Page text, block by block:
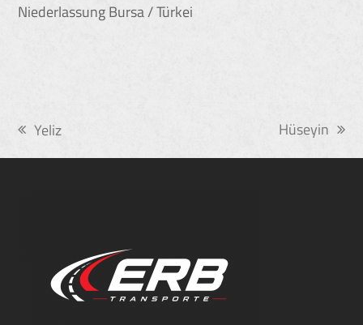
Niederlassung Bursa / Türkei
vorheriger
Beitrag:
Yeliz
Nächster
Beitrag:
Hüseyin